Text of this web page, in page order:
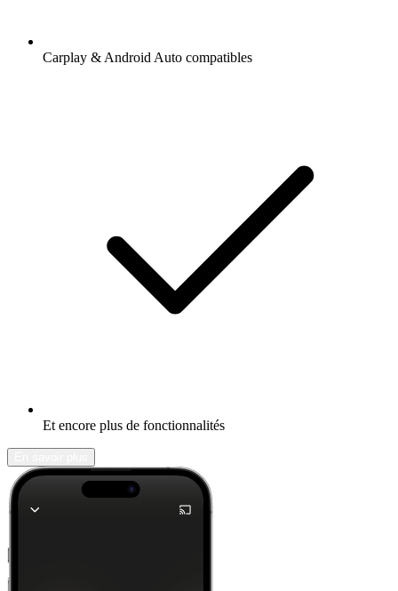
Carplay & Android Auto compatibles
Et encore plus de fonctionnalités